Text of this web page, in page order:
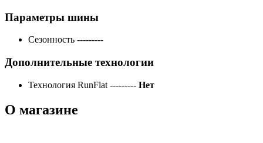
Параметры шины
Сезонность ---------
Дополнительные технологии
Технология RunFlat --------- Нет
О магазине